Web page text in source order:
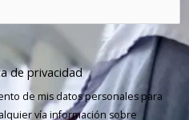
de privacidad
de mis datos personales para
vía información sobre